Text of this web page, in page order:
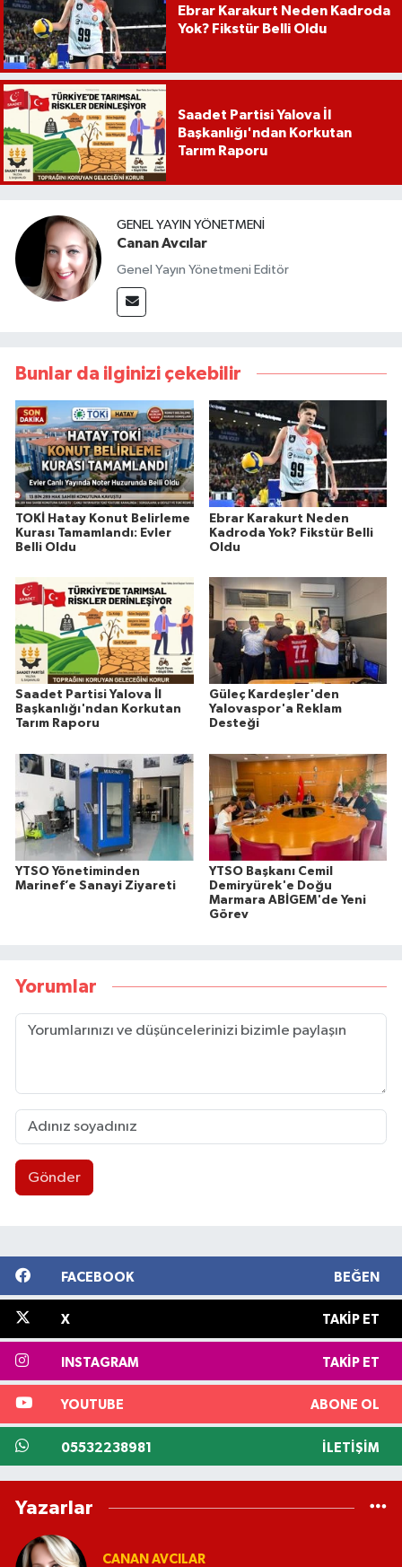
Ebrar Karakurt Neden Kadroda
Yok? Fikstür Belli Oldu
Saadet Partisi Yalova İl
Başkanlığı'ndan Korkutan
Tarım Raporu
GENEL YAYIN YÖNETMENI
Canan Avcılar
Genel Yayın Yönetmeni Editör
Bunlar da ilginizi çekebilir
TOKİ Hatay Konut Belirleme
Kurası Tamamlandı: Evler
Belli Oldu
Ebrar Karakurt Neden
Kadroda Yok? Fikstür Belli
Oldu
Saadet Partisi Yalova İl
Başkanlığı'ndan Korkutan
Tarım Raporu
Güleç Kardeşler'den
Yalovaspor'a Reklam
Desteği
YTSO Yönetiminden
Marinef’e Sanayi Ziyareti
YTSO Başkanı Cemil
Demiryürek'e Doğu
Marmara ABİGEM'de Yeni
Görev
Yorumlar
Gönder
FACEBOOK BEĞEN
X TAKIP ET
INSTAGRAM TAKIP ET
YOUTUBE ABONE OL
05532238981 İLETIŞIM
Yazarlar
CANAN AVCILAR